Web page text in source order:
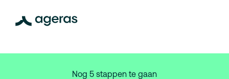
Nog 5 stappen te gaan